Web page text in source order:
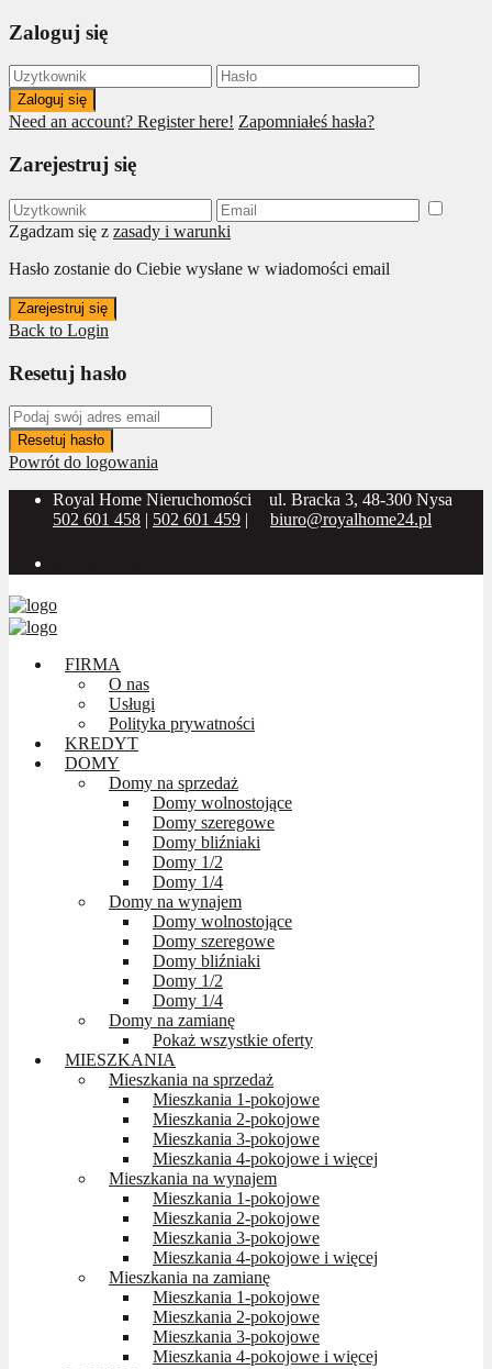
Zaloguj się
Zaloguj się
Need an account? Register here! Zapomniałeś hasła?
Zarejestruj się
Zgadzam się z zasady i warunki
Hasło zostanie do Ciebie wysłane w wiadomości email
Zarejestruj się
Back to Login
Resetuj hasło
Resetuj hasło
Powrót do logowania
Royal Home Nieruchomości
ul. Bracka 3, 48-300 Nysa
502 601 458 | 502 601 459 | biuro@royalhome24.pl
FIRMA
O nas
Usługi
Polityka prywatności
KREDYT
DOMY
Domy na sprzedaż
Domy wolnostojące
Domy szeregowe
Domy bliźniaki
Domy 1/2
Domy 1/4
Domy na wynajem
Domy wolnostojące
Domy szeregowe
Domy bliźniaki
Domy 1/2
Domy 1/4
Domy na zamianę
Pokaż wszystkie oferty
MIESZKANIA
Mieszkania na sprzedaż
Mieszkania 1-pokojowe
Mieszkania 2-pokojowe
Mieszkania 3-pokojowe
Mieszkania 4-pokojowe i więcej
Mieszkania na wynajem
Mieszkania 1-pokojowe
Mieszkania 2-pokojowe
Mieszkania 3-pokojowe
Mieszkania 4-pokojowe i więcej
Mieszkania na zamianę
Mieszkania 1-pokojowe
Mieszkania 2-pokojowe
Mieszkania 3-pokojowe
Mieszkania 4-pokojowe i więcej